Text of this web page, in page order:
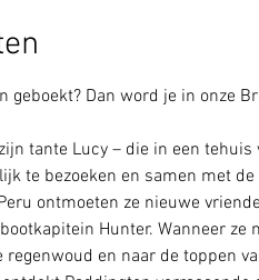
geboekt? Dan word je in onze
tante Lucy – die in een
te bezoeken en samen met
ontmoeten ze nieuwe
Hunter. Wanneer ze
en naar de toppen